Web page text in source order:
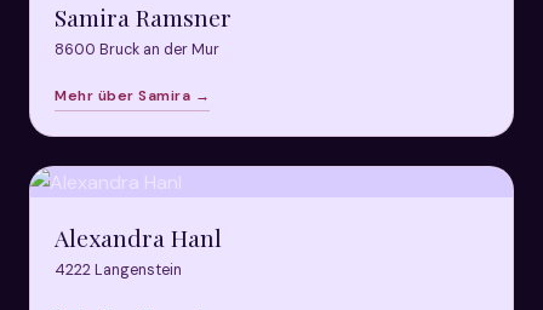
Samira Ramsner
8600 Bruck an der Mur
Mehr über Samira →
Alexandra Hanl
4222 Langenstein